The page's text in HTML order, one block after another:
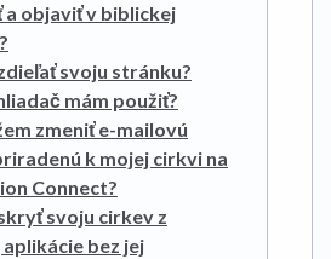
a objaviť v biblickej
svoju stránku?
mám použiť?
zmeniť e-mailovú
k mojej cirkvi na
Connect?
svoju cirkev z
bez jej